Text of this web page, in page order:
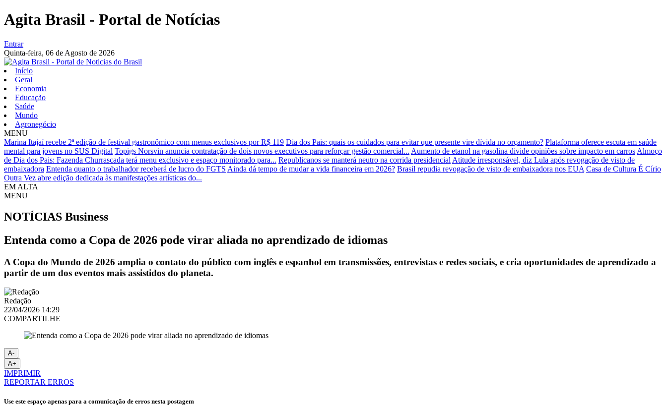
Agita Brasil - Portal de Notícias
Entrar
Quinta-feira, 06 de Agosto de 2026
Início
Geral
Economia
Educação
Saúde
Mundo
Agronegócio
MENU
Marina Itajaí recebe 2ª edição de festival gastronômico com menus exclusivos por R$ 119 Dia dos Pais: quais os cuidados para evitar que presente vire dívida no orçamento? Plataforma oferece escuta em saúde
mental para jovens no SUS Digital Topigs Norsvin anuncia contratação de dois novos executivos para reforçar gestão comercial... Aumento de etanol na gasolina divide opiniões sobre impacto em carros Almoço
de Dia dos Pais: Fazenda Churrascada terá menu exclusivo e espaço monitorado para... Republicanos se manterá neutro na corrida presidencial Atitude irresponsável, diz Lula após revogação de visto de
embaixadora Entenda quanto o trabalhador receberá de lucro do FGTS Ainda dá tempo de mudar a vida financeira em 2026? Brasil repudia revogação de visto de embaixadora nos EUA Casa de Cultura É Círio
Outra Vez abre edição dedicada às manifestações artísticas do...
EM ALTA
MENU
NOTÍCIAS Business
Entenda como a Copa de 2026 pode virar aliada no aprendizado de idiomas
A Copa do Mundo de 2026 amplia o contato do público com inglês e espanhol em transmissões, entrevistas e redes sociais, e cria oportunidades de aprendizado a
partir de um dos eventos mais assistidos do planeta.
Redação
22/04/2026 14:29
COMPARTILHE
A-
A+
IMPRIMIR
REPORTAR ERROS
Use este espaço apenas para a comunicação de erros nesta postagem